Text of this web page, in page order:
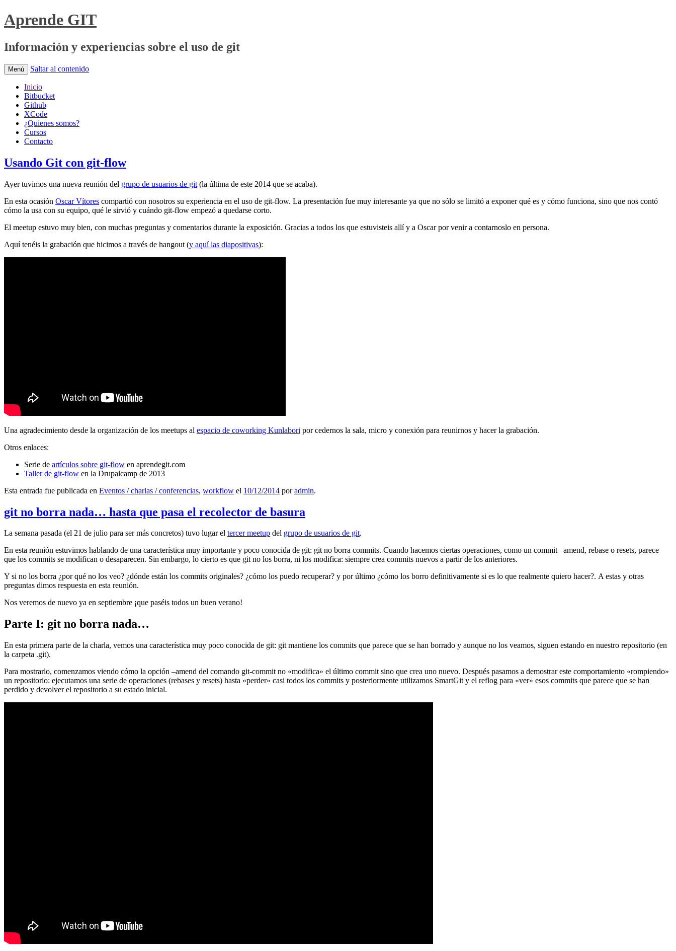
Aprende GIT
Información y experiencias sobre el uso de git
Menú Saltar al contenido
Inicio
Bitbucket
Github
XCode
¿Quienes somos?
Cursos
Contacto
Usando Git con git-flow
Ayer tuvimos una nueva reunión del grupo de usuarios de git (la última de este 2014 que se acaba).
En esta ocasión Oscar Vítores compartió con nosotros su experiencia en el uso de git-flow. La presentación fue muy interesante ya que no sólo se limitó a exponer qué es y cómo funciona, sino que nos contó
cómo la usa con su equipo, qué le sirvió y cuándo git-flow empezó a quedarse corto.
El meetup estuvo muy bien, con muchas preguntas y comentarios durante la exposición. Gracias a todos los que estuvisteis allí y a Oscar por venir a contarnoslo en persona.
Aquí tenéis la grabación que hicimos a través de hangout (y aquí las diapositivas):
Una agradecimiento desde la organización de los meetups al espacio de coworking Kunlabori por cedernos la sala, micro y conexión para reunirnos y hacer la grabación.
Otros enlaces:
Serie de artículos sobre git-flow en aprendegit.com
Taller de git-flow en la Drupalcamp de 2013
Esta entrada fue publicada en Eventos / charlas / conferencias, workflow el 10/12/2014 poradmin.
git no borra nada… hasta que pasa el recolector de basura
La semana pasada (el 21 de julio para ser más concretos) tuvo lugar el tercer meetup del grupo de usuarios de git.
En esta reunión estuvimos hablando de una característica muy importante y poco conocida de git: git no borra commits. Cuando hacemos ciertas operaciones, como un commit –amend, rebase o resets, parece
que los commits se modifican o desaparecen. Sin embargo, lo cierto es que git no los borra, ni los modifica: siempre crea commits nuevos a partir de los anteriores.
Y si no los borra ¿por qué no los veo? ¿dónde están los commits originales? ¿cómo los puedo recuperar? y por último ¿cómo los borro definitivamente si es lo que realmente quiero hacer?. A estas y otras
preguntas dimos respuesta en esta reunión.
Nos veremos de nuevo ya en septiembre ¡que paséis todos un buen verano!
Parte I: git no borra nada…
En esta primera parte de la charla, vemos una característica muy poco conocida de git: git mantiene los commits que parece que se han borrado y aunque no los veamos, siguen estando en nuestro repositorio (en
la carpeta .git).
Para mostrarlo, comenzamos viendo cómo la opción –amend del comando git-commit no «modifica» el último commit sino que crea uno nuevo. Después pasamos a demostrar este comportamiento «rompiendo»
un repositorio: ejecutamos una serie de operaciones (rebases y resets) hasta «perder» casi todos los commits y posteriormente utilizamos SmartGit y el reflog para «ver» esos commits que parece que se han
perdido y devolver el repositorio a su estado inicial.